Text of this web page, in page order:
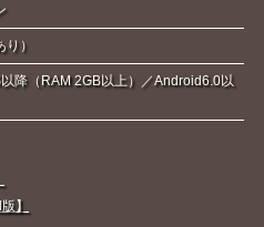
）
降（RAM 2GB以上）／Android6.0以
】